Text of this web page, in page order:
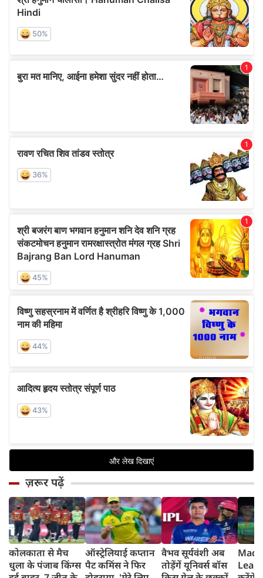
ज़रूर पढ़ें
कोलकाता से मैच
धुला के पंजाब किंग्स
ऑस्ट्रेलियाई कप्तान
पैट कमिंस ने फिर
वैभव सूर्यवंशी अब
तोड़ेंगें यूनिवर्स बॉस